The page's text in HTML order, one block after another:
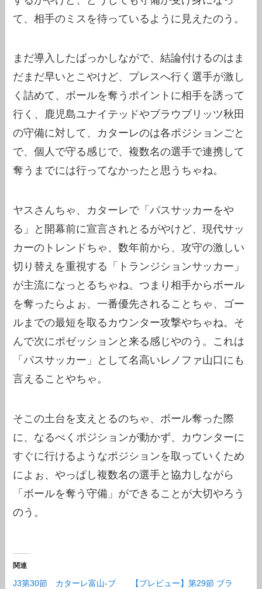
て、相手のミスを待っているように見えたのう。
まだ導入したばっかしながで、結論付けるのはま
だまだ早いとこやけど、プレスへ行く選手が激し
く詰めて、ボールを奪うポイントに相手を誘って
行く、鹿児島ユナイテッドやブラウブリッツ秋田
の守備に対して、カターレのは各ポジションごと
で、個人で守る感じで、複数名の選手で連携して
奪うまでには行ってなかったと思うちゃね。
ヤスさんちゃ、カターレで「パスサッカーをや
る」と開幕前に宣言されとるがやけど、現代サッ
カーのトレンドちゃ、数年前から、攻守の激しい
切り替えを重視する「トランジションサッカー」
が主流になっとるちゃね。つまり相手からボール
を奪ったらよぉ、一番優先されることちゃ、ゴー
ルまでの最短を取るカウンター攻撃やちゃね。そ
んで次にポゼッションと来る感じやのう。これは
「パスサッカー」として名高いレノファ山口にも
言えることやちゃ。
そこの土台を支えとるのちゃ、ボール奪った際
に、なるべくポジションが動かず、カウンターに
すぐに行けるようなポジションを取っていくため
によぉ、やっぱし複数名の選手と協力しながら
「ボールを奪う守備」ができることが大切やろう
のう。
関連
J3第30節 カターレ富山-ブ
【プレビュー】第29節 ブラ